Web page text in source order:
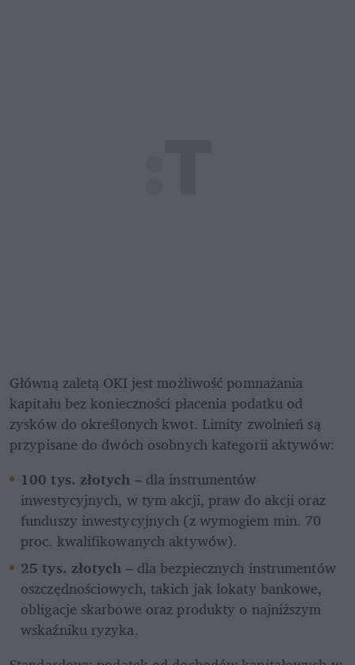
Główną zaletą OKI jest możliwość pomnażania
kapitału bez konieczności płacenia podatku od
zysków do określonych kwot. Limity zwolnień są
przypisane do dwóch osobnych kategorii aktywów:
100 tys. złotych – dla instrumentów
inwestycyjnych, w tym akcji, praw do akcji oraz
funduszy inwestycyjnych (z wymogiem min. 70
proc. kwalifikowanych aktywów).
25 tys. złotych – dla bezpiecznych instrumentów
oszczędnościowych, takich jak lokaty bankowe,
obligacje skarbowe oraz produkty o najniższym
wskaźniku ryzyka.